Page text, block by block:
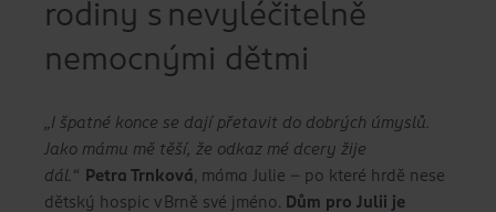
rodiny s nevyléčitelně
nemocnými dětmi
„I špatné konce se dají přetavit do dobrých úmyslů.
Jako mámu mě těší, že odkaz mé dcery žije
dál.“
Petra Trnková, máma Julie – po které hrdě nese
dětský hospic v Brně své jméno. Dům pro Julii je